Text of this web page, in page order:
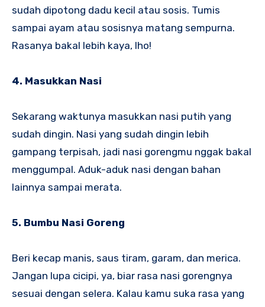
sudah dipotong dadu kecil atau sosis. Tumis
sampai ayam atau sosisnya matang sempurna.
Rasanya bakal lebih kaya, lho!
4. Masukkan Nasi
Sekarang waktunya masukkan nasi putih yang
sudah dingin. Nasi yang sudah dingin lebih
gampang terpisah, jadi nasi gorengmu nggak bakal
menggumpal. Aduk-aduk nasi dengan bahan
lainnya sampai merata.
5. Bumbu Nasi Goreng
Beri kecap manis, saus tiram, garam, dan merica.
Jangan lupa cicipi, ya, biar rasa nasi gorengnya
sesuai dengan selera. Kalau kamu suka rasa yang